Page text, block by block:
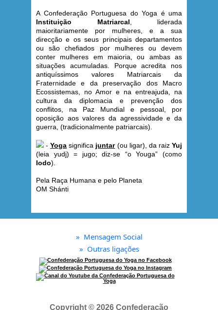
A Confederação Portuguesa do Yoga é uma
Instituição Matriarcal , liderada
maioritariamente por mulheres, e a sua
direcção e os seus principais departamentos
ou são chefiados por mulheres ou devem
conter mulheres em maioria, ou ambas as
situações acumuladas. Porque acredita nos
antiquíssimos valores Matriarcais da
Fraternidade e da preservação dos Macro
Ecossistemas, no Amor e na entreajuda, na
cultura da diplomacia e prevenção dos
conflitos, na Paz Mundial e pessoal, por
oposição aos valores da agressividade e da
guerra, (tradicionalmente patriarcais).
-Yoga significa juntar(ou ligar), da raizYuj
(leia yudj) = jugo; diz-se “o Youga” (como
Iodo).
Pela Raça Humana e pelo Planeta
OM Shánti
» Mensagem Social
» Outras ligações
Copyright © 2026 Confederação